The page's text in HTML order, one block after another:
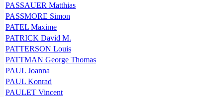
PASSAUER Matthias
PASSMORE Simon
PATEL Maxime
PATRICK David M.
PATTERSON Louis
PATTMAN George Thomas
PAUL Joanna
PAUL Konrad
PAULET Vincent